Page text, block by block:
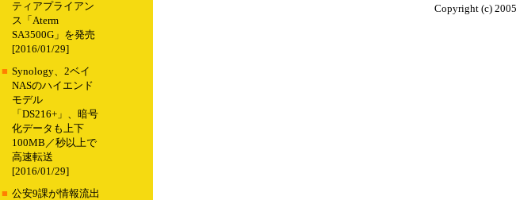
ティアプライアン
ス「Aterm
SA3500G」を発売
[2016/01/29]
■ Synology、2ベイ
NASのハイエンド
モデル
「DS216+」、暗号
化データも上下
100MB／秒以上で
高速転送
[2016/01/29]
■ 公安9課が情報流出
Copyright (c)